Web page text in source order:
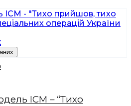
ICM – “Тихо